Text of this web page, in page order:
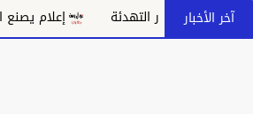
آخر الأخبار إعلام يصنع السلام.. ورشة